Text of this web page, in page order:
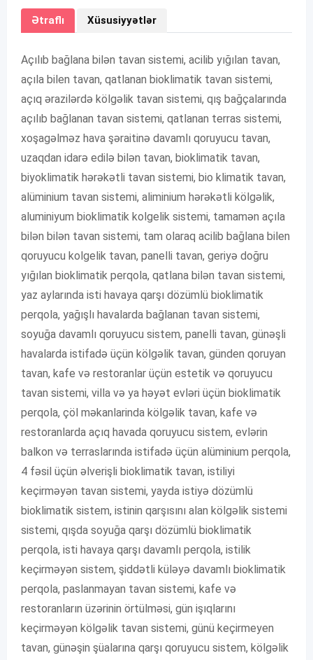
Ətraflı Xüsusiyyətlər
Açılıb bağlana bilən tavan sistemi, acilib yığılan tavan,
açıla bilen tavan, qatlanan bioklimatik tavan sistemi,
açıq ərazilərdə kölgəlik tavan sistemi, qış bağçalarında
açılıb bağlanan tavan sistemi, qatlanan terras sistemi,
xoşagəlməz hava şəraitinə davamlı qoruyucu tavan,
uzaqdan idarə edilə bilən tavan, bioklimatik tavan,
biyoklimatik hərəkətli tavan sistemi, bio klimatik tavan,
alüminium tavan sistemi, aliminium hərəkətli kölgəlik,
aluminiyum bioklimatik kolgelik sistemi, tamamən açıla
bilən bilən tavan sistemi, tam olaraq acilib bağlana bilen
qoruyucu kolgelik tavan, panelli tavan, geriyə doğru
yığılan bioklimatik perqola, qatlana bilən tavan sistemi,
yaz aylarında isti havaya qarşı dözümlü bioklimatik
perqola, yağışlı havalarda bağlanan tavan sistemi,
soyuğa davamlı qoruyucu sistem, panelli tavan, günəşli
havalarda istifadə üçün kölgəlik tavan, günden qoruyan
tavan, kafe və restoranlar üçün estetik və qoruyucu
tavan sistemi, villa və ya həyət evləri üçün bioklimatik
perqola, çöl məkanlarinda kölgəlik tavan, kafe və
restoranlarda açıq havada qoruyucu sistem, evlərin
balkon və terraslarında istifadə üçün alüminium perqola,
4 fəsil üçün əlverişli bioklimatik tavan, istiliyi
keçirməyən tavan sistemi, yayda istiyə dözümlü
bioklimatik sistem, istinin qarşısını alan kölgəlik sistemi
sistemi, qışda soyuğa qarşı dözümlü bioklimatik
perqola, isti havaya qarşı davamlı perqola, istilik
keçirməyən sistem, şiddətli küləyə davamlı bioklimatik
perqola, paslanmayan tavan sistemi, kafe və
restoranların üzərinin örtülməsi, gün işıqlarını
keçirməyən kölgəlik tavan sistemi, günü keçirmeyen
tavan, günəşin şüalarına qarşı qoruyucu sistem, kölgəlik